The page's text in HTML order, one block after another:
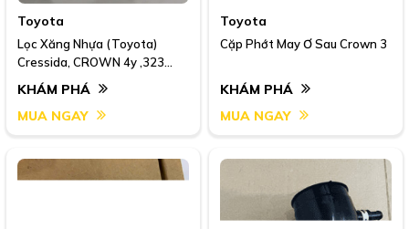
Toyota
Lọc Xăng Nhựa (Toyota)
Cressida, CROWN 4y ,323
FS146J
KHÁM PHÁ
MUA NGAY
Toyota
Cặp Phớt May Ơ Sau Crown 3
KHÁM PHÁ
MUA NGAY